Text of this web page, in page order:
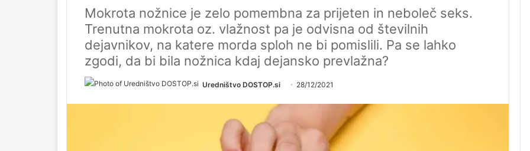
Mokrota nožnice je zelo pomembna za prijeten in neboleč seks.
Trenutna mokrota oz. vlažnost pa je odvisna od številnih
dejavnikov, na katere morda sploh ne bi pomislili. Pa se lahko
zgodi, da bi bila nožnica kdaj dejansko prevlažna?
Uredništvo DOSTOP.si 28/12/2021